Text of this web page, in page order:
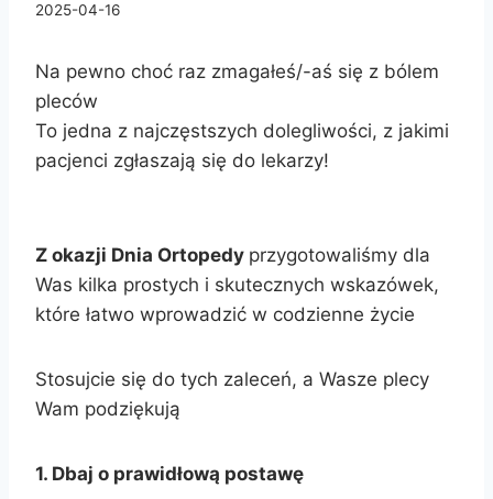
2025-04-16
Na pewno choć raz zmagałeś/-aś się z bólem
pleców
To jedna z najczęstszych dolegliwości, z jakimi
pacjenci zgłaszają się do lekarzy!
Z okazji Dnia Ortopedy przygotowaliśmy dla
Was kilka prostych i skutecznych wskazówek,
które łatwo wprowadzić w codzienne życie
Stosujcie się do tych zaleceń, a Wasze plecy
Wam podziękują
1. Dbaj o prawidłową postawę